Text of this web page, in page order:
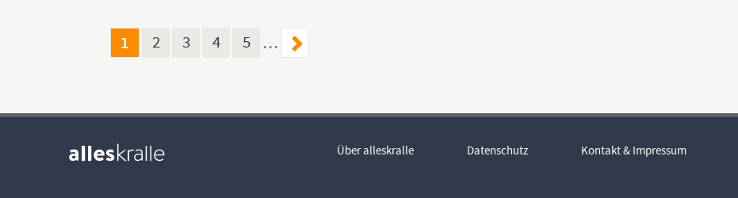
1 2 3 4 5 …
Über alleskralle Datenschutz Kontakt & Impressum